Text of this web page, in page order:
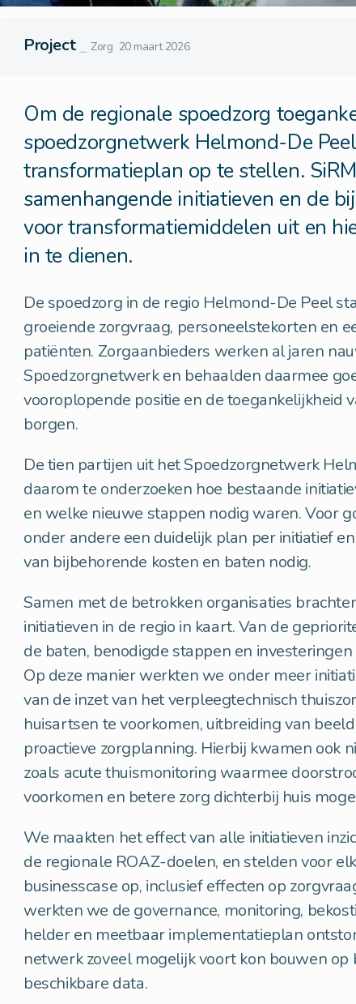
Project Zorg 20 maart 2026
Om de regionale spoedzorg
spoedzorgnetwerk Helmond-De
transformatieplan op te stellen.
samenhangende initiatieven en de
voor transformatiemiddelen uit en
in te dienen.
De spoedzorg in de regio Helmond-De Peel
groeiende zorgvraag, personeelstekorten en
patiënten. Zorgaanbieders werken al jaren
Spoedzorgnetwerk en behaalden daarmee
vooroplopende positie en de toegankelijkheid
borgen.
De tien partijen uit het Spoedzorgnetwerk
daarom te onderzoeken hoe bestaande
en welke nieuwe stappen nodig waren. Voor
onder andere een duidelijk plan per initiatief
van bijbehorende kosten en baten nodig.
Samen met de betrokken organisaties
initiatieven in de regio in kaart. Van de
de baten, benodigde stappen en
Op deze manier werkten we onder meer
van de inzet van het verpleegtechnisch
huisartsen te voorkomen, uitbreiding van
proactieve zorgplanning. Hierbij kwamen ook
zoals acute thuismonitoring waarmee
voorkomen en betere zorg dichterbij huis
We maakten het effect van alle initiatieven
de regionale ROAZ-doelen, en stelden voor
businesscase op, inclusief effecten op
werkten we de governance, monitoring,
helder en meetbaar implementatieplan
netwerk zoveel mogelijk voort kon bouwen
beschikbare data.